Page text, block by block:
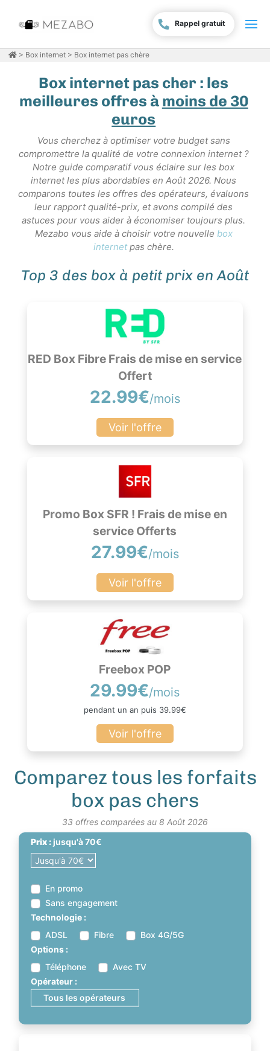
Rappel gratuit
> Box internet > Box internet pas chère
Box internet pas cher : les
meilleures offres à moins de 30
euros
Vous cherchez à optimiser votre budget sans
compromettre la qualité de votre connexion internet ?
Notre guide comparatif vous éclaire sur les box
internet les plus abordables en Août 2026. Nous
comparons toutes les offres des opérateurs, évaluons
leur rapport qualité-prix, et avons compilé des
astuces pour vous aider à économiser toujours plus.
Mezabo vous aide à choisir votre nouvelle box
internetpas chère.
Top 3 des box à petit prix en Août
RED Box Fibre Frais de mise en service
Offert
22.99€/mois
Voir l'offre
Promo Box SFR ! Frais de mise en
service Offerts
27.99€/mois
Voir l'offre
Freebox POP
29.99€/mois
pendant un an puis 39.99€
Voir l'offre
Comparez tous les forfaits
box pas chers
33 offres comparées au 8 Août 2026
Prix : jusqu'à70€
En promo
Sans engagement
Technologie :
ADSL
Fibre
Box 4G/5G
Options :
Téléphone
Avec TV
Opérateur :
Tous les opérateurs